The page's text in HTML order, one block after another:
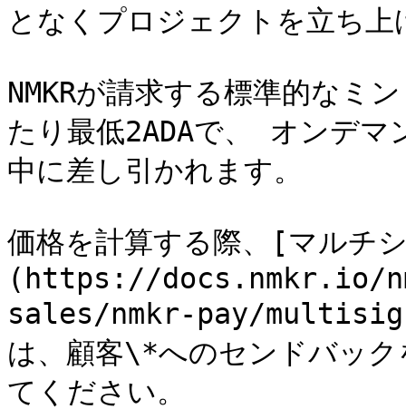
となくプロジェクトを立ち
NMKRが請求する標準的なミ
たり最低2ADAで、 オンデマ
中に差し引かれます。
価格を計算する際、[マルチ
(https://docs.nmkr.io/
sales/nmkr-pay/multisig-
は、顧客\*へのセンドバック
てください。